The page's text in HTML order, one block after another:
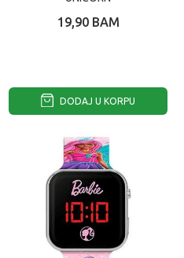
19,90 BAM
DODAJ U KORPU